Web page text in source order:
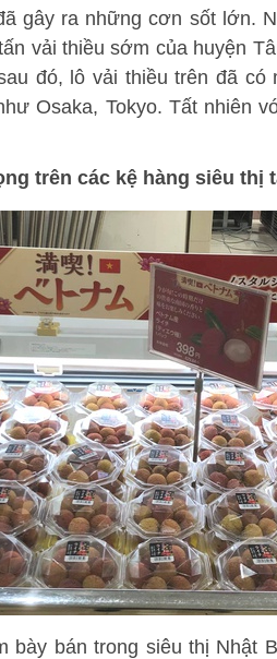
gây ra những cơn sốt lớn.
vải thiều sớm của huyện
đó, lô vải thiều trên đã
Osaka, Tokyo. Tất nhiên
trên các kệ hàng siêu thị
bày bán trong siêu thị Nhật